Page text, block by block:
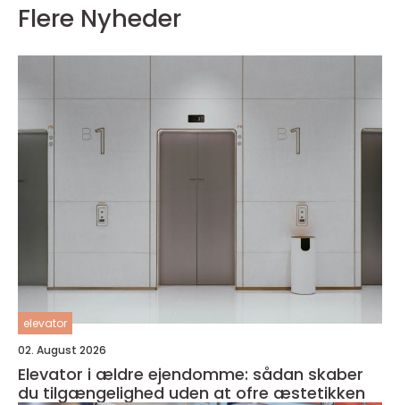
Flere Nyheder
elevator
02. August 2026
Elevator i ældre ejendomme: sådan skaber
du tilgængelighed uden at ofre æstetikken